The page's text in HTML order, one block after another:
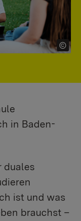
in Baden-
duales
ist und was
brauchst –